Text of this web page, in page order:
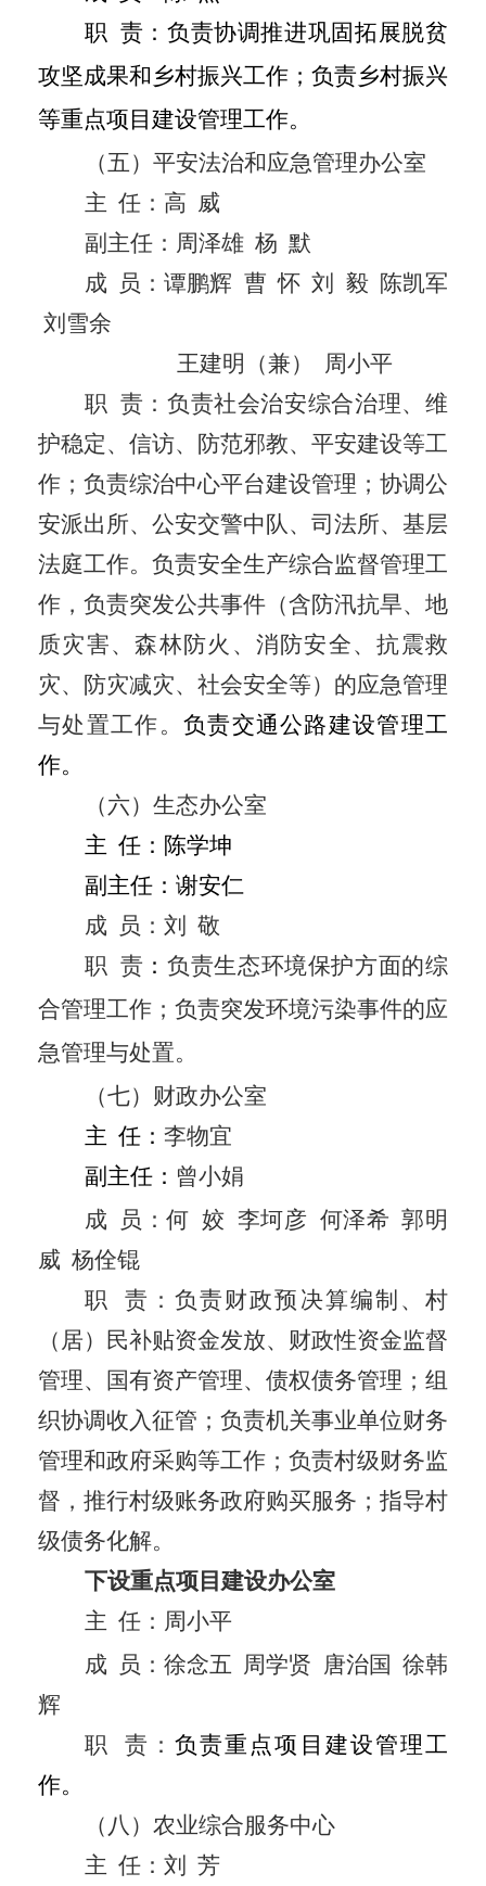
职 责：负责协调推进巩固拓展脱贫
攻坚成果和乡村振兴工作；负责乡村振兴
等重点项目建设管理工作。
（五）平安法治和应急管理办公室
主 任： 高 威
副主任： 周泽雄 杨 默
成
员：谭鹏辉 曹 怀 刘 毅 陈凯军
刘雪余
王建明
（兼）
周小平
职 责：负责社会治安综合治理、维
护稳定、信访、防范邪教、平安建设等工
作；负责综治中心平台建设管理；协调公
安派出所、公安交警中队、司法所、基层
法庭工作。负责安全生产综合监督管理工
作，负责突发公共事件（含防汛抗旱、地
质灾害、森林防火、消防安全、抗震救
灾、防灾减灾、社会安全等）的应急管理
与处置工作。 负责交通公路建设管理工
作。
（六）生态办公室
主 任： 陈学坤
副主任： 谢安仁
成
员： 刘
敬
职 责 ： 负责生态环境保护方面的综
合管理工作；负责突发环境污染事件的应
急管理与处置。
（七）财政办公室
主 任： 李物宜
副主任： 曾小娟
成
员：何 姣 李坷彦 何泽希 郭明
威 杨佺锟
职
责：负责财政预决算编制、村
（居）民补贴资金发放、财政性资金监督
管理、国有资产管理、债权债务管理；组
织协调收入征管；负责机关事业单位财务
管理和政府采购等工作；负责村级财务监
督，推行村级账务政府购买服务；指导村
级债务化解。
下设重点项目建设办公室
主 任：周小平
成
员：徐念五 周学贤 唐治国 徐韩
辉
职
责：负责重点项目建设管理工
作。
（八）农业综合服务中心
主 任： 刘
芳